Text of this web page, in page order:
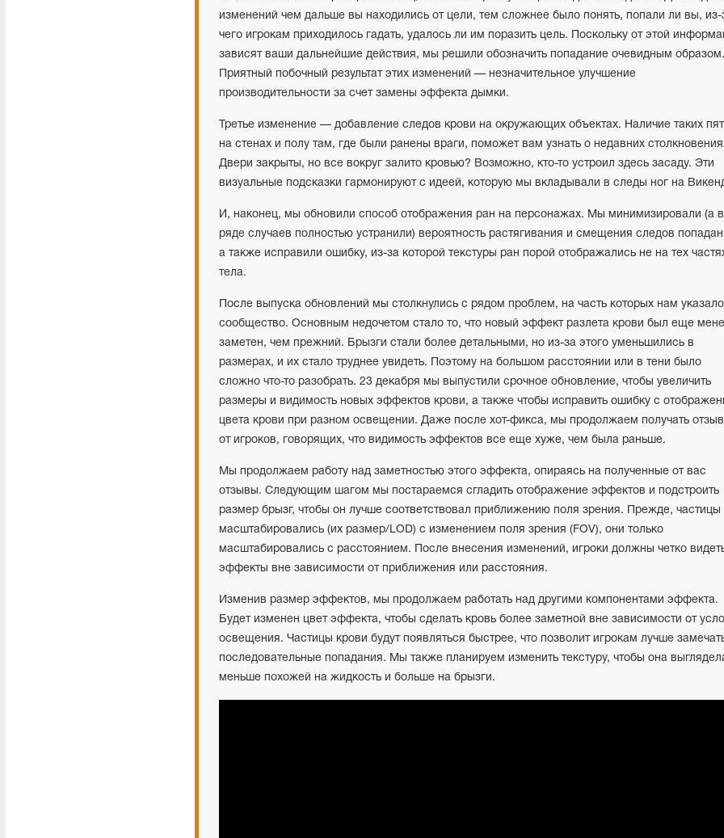
изменений чем дальше вы находились от цели, тем сложнее было понять, попали ли вы, из-
чего игрокам приходилось гадать, удалось ли им поразить цель. Поскольку от этой
зависят ваши дальнейшие действия, мы решили обозначить попадание очевидным образом.
Приятный побочный результат этих изменений — незначительное улучшение
производительности за счет замены эффекта дымки.
Третье изменение — добавление следов крови на окружающих объектах. Наличие таких
на стенах и полу там, где были ранены враги, поможет вам узнать о недавних
Двери закрыты, но все вокруг залито кровью? Возможно, кто-то устроил здесь засаду. Эти
визуальные подсказки гармонируют с идеей, которую мы вкладывали в следы ног на
И, наконец, мы обновили способ отображения ран на персонажах. Мы минимизировали (а в
ряде случаев полностью устранили) вероятность растягивания и смещения следов
а также исправили ошибку, из-за которой текстуры ран порой отображались не на тех
тела.
После выпуска обновлений мы столкнулись с рядом проблем, на часть которых нам указало
сообщество. Основным недочетом стало то, что новый эффект разлета крови был еще
заметен, чем прежний. Брызги стали более детальными, но из-за этого уменьшились в
размерах, и их стало труднее увидеть. Поэтому на большом расстоянии или в тени было
сложно что-то разобрать. 23 декабря мы выпустили срочное обновление, чтобы увеличить
размеры и видимость новых эффектов крови, а также чтобы исправить ошибку с
цвета крови при разном освещении. Даже после хот-фикса, мы продолжаем получать
от игроков, говорящих, что видимость эффектов все еще хуже, чем была раньше.
Мы продолжаем работу над заметностью этого эффекта, опираясь на полученные от вас
отзывы. Следующим шагом мы постараемся сгладить отображение эффектов и подстроить
размер брызг, чтобы он лучше соответствовал приближению поля зрения. Прежде, частицы
масштабировались (их размер/LOD) с изменением поля зрения ( FOV), они только
масштабировались с расстоянием. После внесения изменений, игроки должны четко
эффекты вне зависимости от приближения или расстояния.
Изменив размер эффектов, мы продолжаем работать над другими компонентами эффекта.
Будет изменен цвет эффекта, чтобы сделать кровь более заметной вне зависимости от
освещения. Частицы крови будут появляться быстрее, что позволит игрокам лучше
последовательные попадания. Мы также планируем изменить текстуру, чтобы она
меньше похожей на жидкость и больше на брызги.